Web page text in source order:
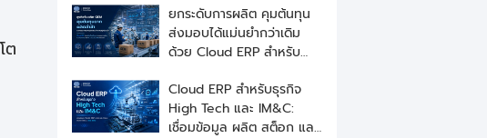
ต
ยกระดับการผลิต คุมต้นทุน
ส่งมอบได้แม่นยำกว่าเดิม
ด้วย Cloud ERP สำหรับ
OEM
Cloud ERP สำหรับธุรกิจ
High Tech และ IM&C:
เชื่อมข้อมูล ผลิต สต็อก และ